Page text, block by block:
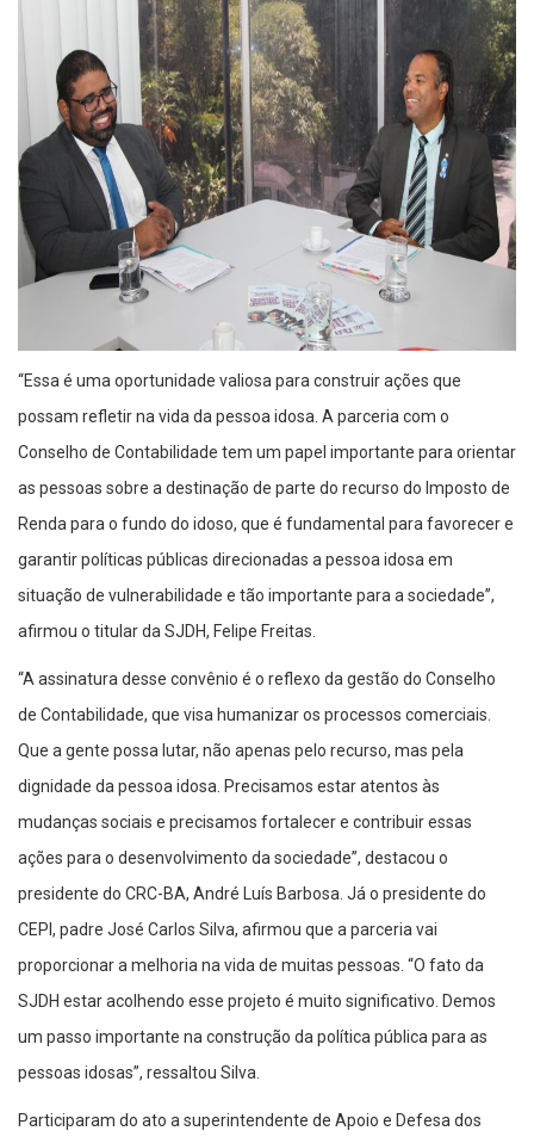
“Essa é uma oportunidade valiosa para construir ações que
possam refletir na vida da pessoa idosa. A parceria com o
Conselho de Contabilidade tem um papel importante para orientar
as pessoas sobre a destinação de parte do recurso do Imposto de
Renda para o fundo do idoso, que é fundamental para favorecer e
garantir políticas públicas direcionadas a pessoa idosa em
situação de vulnerabilidade e tão importante para a sociedade”,
afirmou o titular da SJDH, Felipe Freitas.
“A assinatura desse convênio é o reflexo da gestão do Conselho
de Contabilidade, que visa humanizar os processos comerciais.
Que a gente possa lutar, não apenas pelo recurso, mas pela
dignidade da pessoa idosa. Precisamos estar atentos às
mudanças sociais e precisamos fortalecer e contribuir essas
ações para o desenvolvimento da sociedade”, destacou o
presidente do CRC-BA, André Luís Barbosa. Já o presidente do
CEPI, padre José Carlos Silva, afirmou que a parceria vai
proporcionar a melhoria na vida de muitas pessoas. “O fato da
SJDH estar acolhendo esse projeto é muito significativo. Demos
um passo importante na construção da política pública para as
pessoas idosas”, ressaltou Silva.
Participaram do ato a superintendente de Apoio e Defesa dos